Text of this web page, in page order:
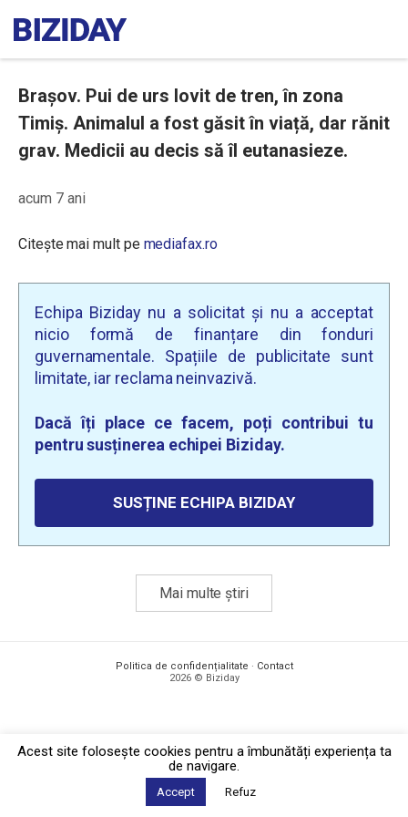
Brașov. Pui de urs lovit de tren, în zona
Timiș. Animalul a fost găsit în viață, dar rănit
grav. Medicii au decis să îl eutanasieze.
acum 7 ani
Citește mai mult pe mediafax.ro
Echipa Biziday nu a solicitat și nu a acceptat
nicio formă de finanțare din fonduri
guvernamentale. Spațiile de publicitate sunt
limitate, iar reclama neinvazivă.
Dacă îți place ce facem, poți contribui tu
pentru susținerea echipei Biziday.
SUSȚINE ECHIPA BIZIDAY
Mai multe știri
Politica de confidențialitate · Contact
2026 © Biziday
Acest site foloseşte cookies pentru a îmbunătăți experiența ta
de navigare.
Accept Refuz